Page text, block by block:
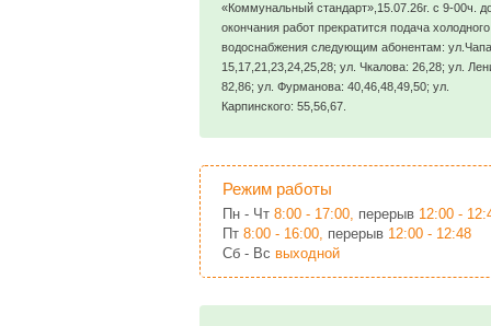
«Коммунальный стандарт»,15.07.26г. с 9-00ч.
окончания работ прекратится подача холодного
водоснабжения следующим абонентам:
15,17,21,23,24,25,28; ул. Чкалова: 26,28; ул.
82,86; ул. Фурманова: 40,46,48,49,50; ул.
Карпинского: 55,56,67.
Режим работы
Пн - Чт 8:00 - 17:00, перерыв 12:00 -
Пт 8:00 - 16:00, перерыв 12:00 - 12:48
Сб - Вс выходной